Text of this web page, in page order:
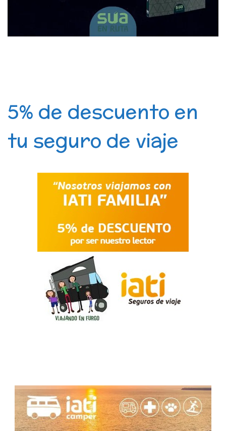
5% de descuento en
tu seguro de viaje